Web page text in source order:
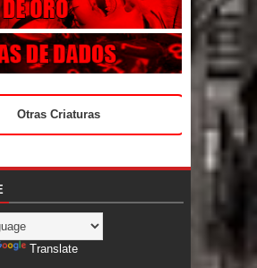
Otras Criaturas
Translate